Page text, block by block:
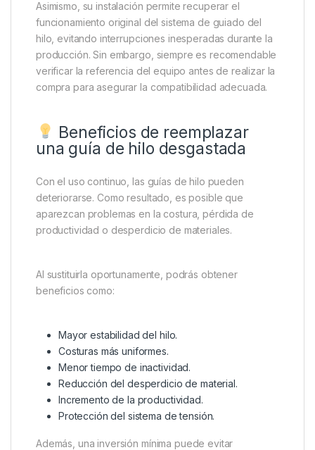
Asimismo, su instalación permite recuperar el
funcionamiento original del sistema de guiado del
hilo, evitando interrupciones inesperadas durante la
producción. Sin embargo, siempre es recomendable
verificar la referencia del equipo antes de realizar la
compra para asegurar la compatibilidad adecuada.
Beneficios de reemplazar
una guía de hilo desgastada
Con el uso continuo, las guías de hilo pueden
deteriorarse. Como resultado, es posible que
aparezcan problemas en la costura, pérdida de
productividad o desperdicio de materiales.
Al sustituirla oportunamente, podrás obtener
beneficios como:
Mayor estabilidad del hilo.
Costuras más uniformes.
Menor tiempo de inactividad.
Reducción del desperdicio de material.
Incremento de la productividad.
Protección del sistema de tensión.
Además, una inversión mínima puede evitar